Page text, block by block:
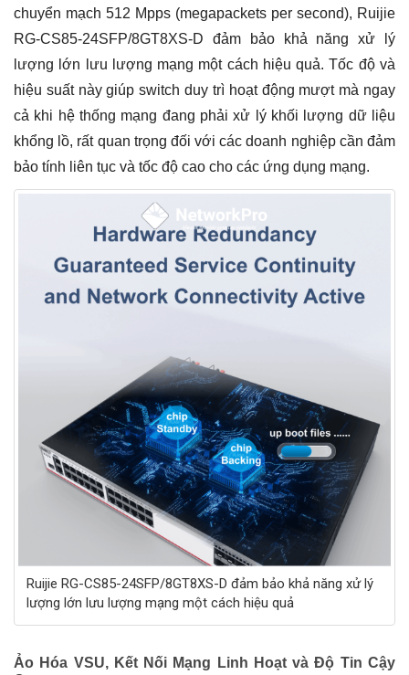
chuyển mạch 512 Mpps (megapackets per second), Ruijie
RG-CS85-24SFP/8GT8XS-D đảm bảo khả năng xử lý
lượng lớn lưu lượng mạng một cách hiệu quả. Tốc độ và
hiệu suất này giúp switch duy trì hoạt động mượt mà ngay
cả khi hệ thống mạng đang phải xử lý khối lượng dữ liệu
khổng lồ, rất quan trọng đối với các doanh nghiệp cần đảm
bảo tính liên tục và tốc độ cao cho các ứng dụng mạng.
Ruijie RG-CS85-24SFP/8GT8XS-D đảm bảo khả năng xử lý
lượng lớn lưu lượng mạng một cách hiệu quả
Ảo Hóa VSU, Kết Nối Mạng Linh Hoạt và Độ Tin Cậy